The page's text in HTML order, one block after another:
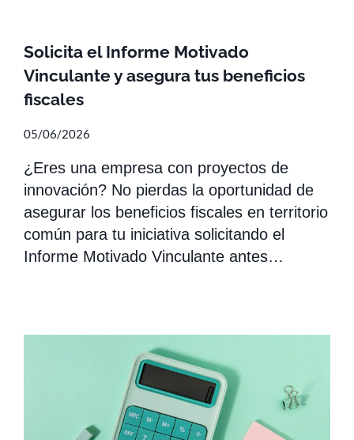
Solicita el Informe Motivado
Vinculante y asegura tus beneficios
fiscales
05/06/2026
¿Eres una empresa con proyectos de
innovación? No pierdas la oportunidad de
asegurar los beneficios fiscales en territorio
común para tu iniciativa solicitando el
Informe Motivado Vinculante antes…